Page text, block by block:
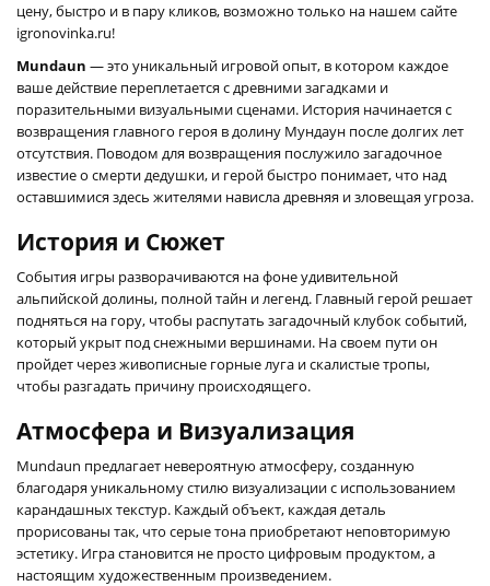
цену, быстро и в пару кликов, возможно только на нашем сайте
igronovinka.ru!
Mundaun — это уникальный игровой опыт, в котором каждое
ваше действие переплетается с древними загадками и
поразительными визуальными сценами. История начинается с
возвращения главного героя в долину Мундаун после долгих лет
отсутствия. Поводом для возвращения послужило загадочное
известие о смерти дедушки, и герой быстро понимает, что над
оставшимися здесь жителями нависла древняя и зловещая угроза.
История и Сюжет
События игры разворачиваются на фоне удивительной
альпийской долины, полной тайн и легенд. Главный герой решает
подняться на гору, чтобы распутать загадочный клубок событий,
который укрыт под снежными вершинами. На своем пути он
пройдет через живописные горные луга и скалистые тропы,
чтобы разгадать причину происходящего.
Атмосфера и Визуализация
Mundaun предлагает невероятную атмосферу, созданную
благодаря уникальному стилю визуализации с использованием
карандашных текстур. Каждый объект, каждая деталь
прорисованы так, что серые тона приобретают неповторимую
эстетику. Игра становится не просто цифровым продуктом, а
настоящим художественным произведением.